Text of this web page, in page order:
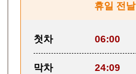
휴일 전날
첫차 06:00
막차 24:09